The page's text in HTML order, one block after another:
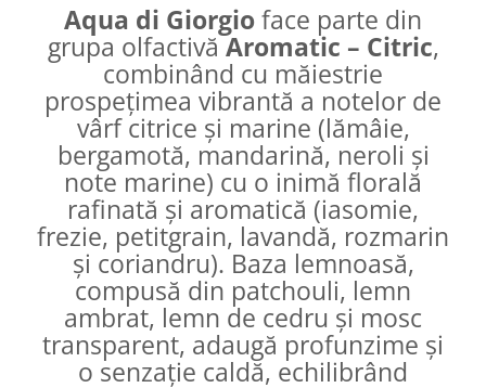
Aqua di Giorgioface parte din
grupa olfactivăAromatic – Citric,
combinând cu măiestrie
prospețimea vibrantă a notelor de
vârf citrice și marine (lămâie,
bergamotă, mandarină, neroli și
note marine) cu o inimă florală
rafinată și aromatică (iasomie,
frezie, petitgrain, lavandă, rozmarin
și coriandru). Baza lemnoasă,
compusă din patchouli, lemn
ambrat, lemn de cedru și mosc
transparent, adaugă profunzime și
o senzație caldă, echilibrând